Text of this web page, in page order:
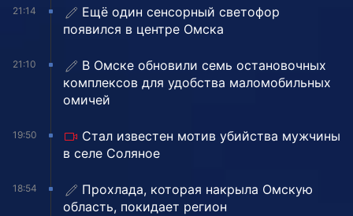
21:14
Ещё один сенсорный светофор
появился в центре Омска
21:10
В Омске обновили семь остановочных
комплексов для удобства маломобильных
омичей
19:50
Стал известен мотив убийства мужчины
в селе Соляное
18:54
Прохлада, которая накрыла Омскую
область, покидает регион